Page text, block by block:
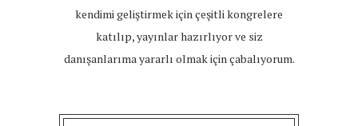
kendimi geliştirmek için çeşitli kongrelere
katılıp, yayınlar hazırlıyor ve siz
danışanlarıma yararlı olmak için çabalıyorum.